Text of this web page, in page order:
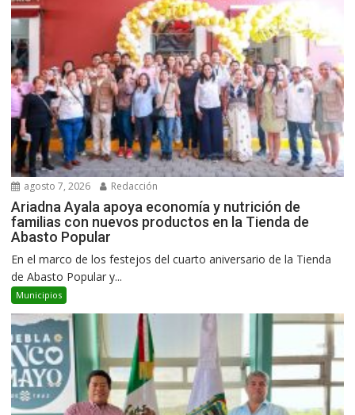
agosto 7, 2026 Redacción
Ariadna Ayala apoya economía y nutrición de
familias con nuevos productos en la Tienda de
Abasto Popular
En el marco de los festejos del cuarto aniversario de la Tienda
de Abasto Popular y...
Municipios